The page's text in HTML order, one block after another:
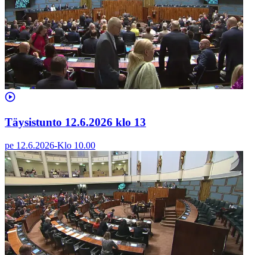
Täysistunto 12.6.2026 klo 13
pe 12.6.2026-Klo 10.00